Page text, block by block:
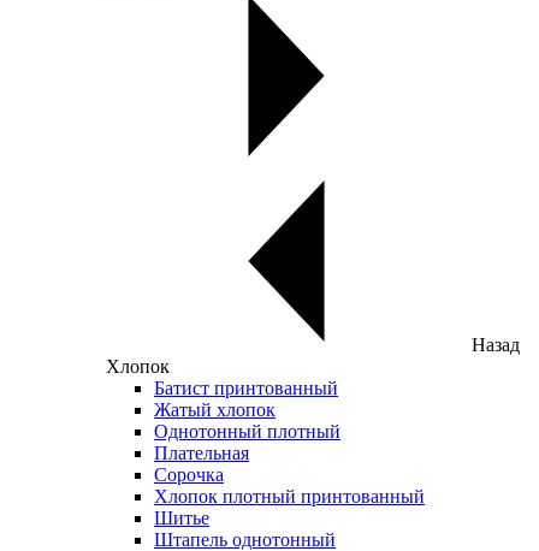
Назад
Хлопок
Батист принтованный
Жатый хлопок
Однотонный плотный
Плательная
Сорочка
Хлопок плотный принтованный
Шитье
Штапель однотонный